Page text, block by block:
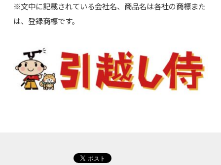
※文中に記載されている会社名、商品名は各社の商標また
は、登録商標です。